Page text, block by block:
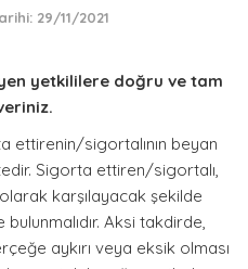
SORULAR
29/11/2021
yetkililere doğru ve tam
ettirenin/sigortalının beyan
Sigorta ettiren/sigortalı,
karşılayacak şekilde
Aksi takdirde,
aykırı veya eksik olması